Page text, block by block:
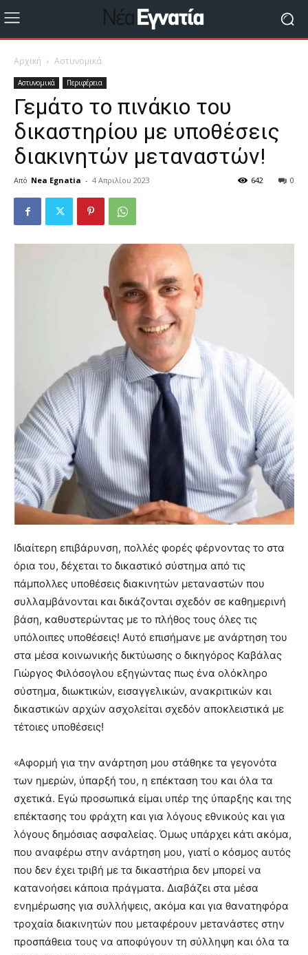
Αρχική Αστυνομικά
Αστυνομικά Περιφέρεια
Γεμάτο το πινάκιο του
δικαστηρίου με υποθέσεις
διακινητών μεταναστών!
Από Nea Egnatia - 4 Απριλίου 2023 0
642
Ιδιαίτερη επιβάρυνση, πολλές φορές φέρνοντας το στα
όρια του, δέχεται το δικαστικό σύστημα από τις
πάμπολλες υποθέσεις διακινητών μεταναστών που
συλλαμβάνονται και δικάζονται σχεδόν σε καθημερινή
βάση, καθυστερώντας με το πλήθος τους όλες τις
υπόλοιπες υποθέσεις! Αυτό επισήμανε με ανάρτηση του
στα μέσα κοινωνικής δικτύωσης ο δικηγόρος Καβάλας
Γιώργος Φιλόσογλου εξηγώντας πως ένα ολόκληρο
σύστημα, διωκτικών, εισαγγελικών, ανακριτικών και
δικαστικών αρχών ασχολείται σχεδόν αποκλειστικά με
τέτοιες υποθέσεις!
«Αφορμή για την ανάρτηση μου στάθηκε τα γεγονότα
των ημερών, ύπαρξή του, η επέκταση του και όλα τα
σχετικά. Εγώ προσωπικά είμαι υπέρ της ύπαρξης και της
επέκτασης του φράχτη και για λόγους εθνικούς και για
λόγους δημόσιας ασφαλείας. Όμως υπάρχει κάτι ακόμα,
που αναφέρω στην ανάρτηση μου, γιατί ο κόσμος αυτός
που δεν έχει τριβή με τα δικαστήρια δεν μπορεί να
κατανοήσει κάποια πράγματα. Διαβάζει στα μέσα
ενημέρωσης για συλλήψεις, ακόμα και για θανατηφόρα
τροχαία διακινητών που μεταφέρουν μετανάστες στην
προσπάθεια τους να αποφύγουν τη σύλληψη και όλα τα